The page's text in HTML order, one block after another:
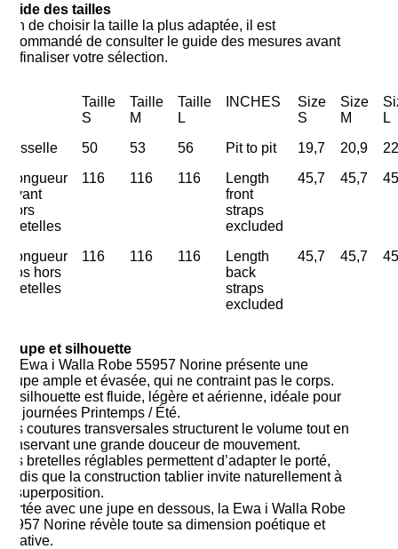
Guide des tailles
Afin de choisir la taille la plus adaptée, il est
recommandé de consulter le guide des mesures avant
de finaliser votre sélection.
Taille
S
Taille
M
Taille
L
INCHES
Size
S
Size
M
L
Aisselle
50 53 56 Pit to pit 19,7 20,9
22
Longueur
avant
hors
bretelles
116 116 116
Length
front
straps
excluded
45,7 45,7
Longueur
dos hors
bretelles
116 116 116
Length
back
straps
excluded
45,7 45,7
Coupe et silhouette
La Ewa i Walla Robe 55957 Norine présente une
coupe ample et évasée, qui ne contraint pas le corps.
La silhouette est fluide, légère et aérienne, idéale pour
les journées Printemps / Été.
Les coutures transversales structurent le volume tout en
conservant une grande douceur de mouvement.
Les bretelles réglables permettent d’adapter le porté,
tandis que la construction tablier invite naturellement à
la superposition.
Portée avec une jupe en dessous, la Ewa i Walla Robe
55957 Norine révèle toute sa dimension poétique et
créative.